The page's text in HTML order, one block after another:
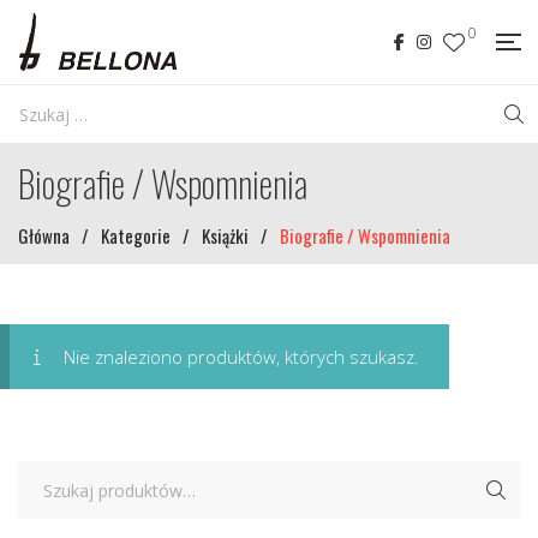
0
Biografie / Wspomnienia
Główna / Kategorie / Książki / Biografie / Wspomnienia
Nie znaleziono produktów, których szukasz.